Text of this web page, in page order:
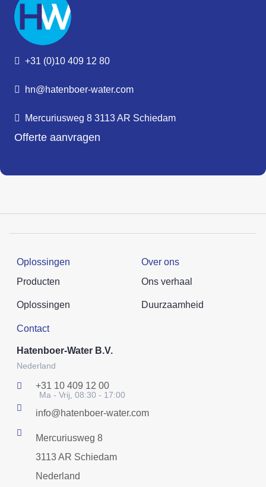
+31 (0)10 409 12 80
hn@hatenboer-water.com
Mercuriusweg 8 3113 AR Schiedam
Offerte aanvragen
Oplossingen
Producten
Oplossingen
Over ons
Ons verhaal
Duurzaamheid
Contact
Hatenboer-Water B.V.
Nederland
+31 10 409 12 00
Ma - Vrij, 08:30 - 17:00
info@hatenboer-water.com
Mercuriusweg 8
3113 AR Schiedam
Nederland